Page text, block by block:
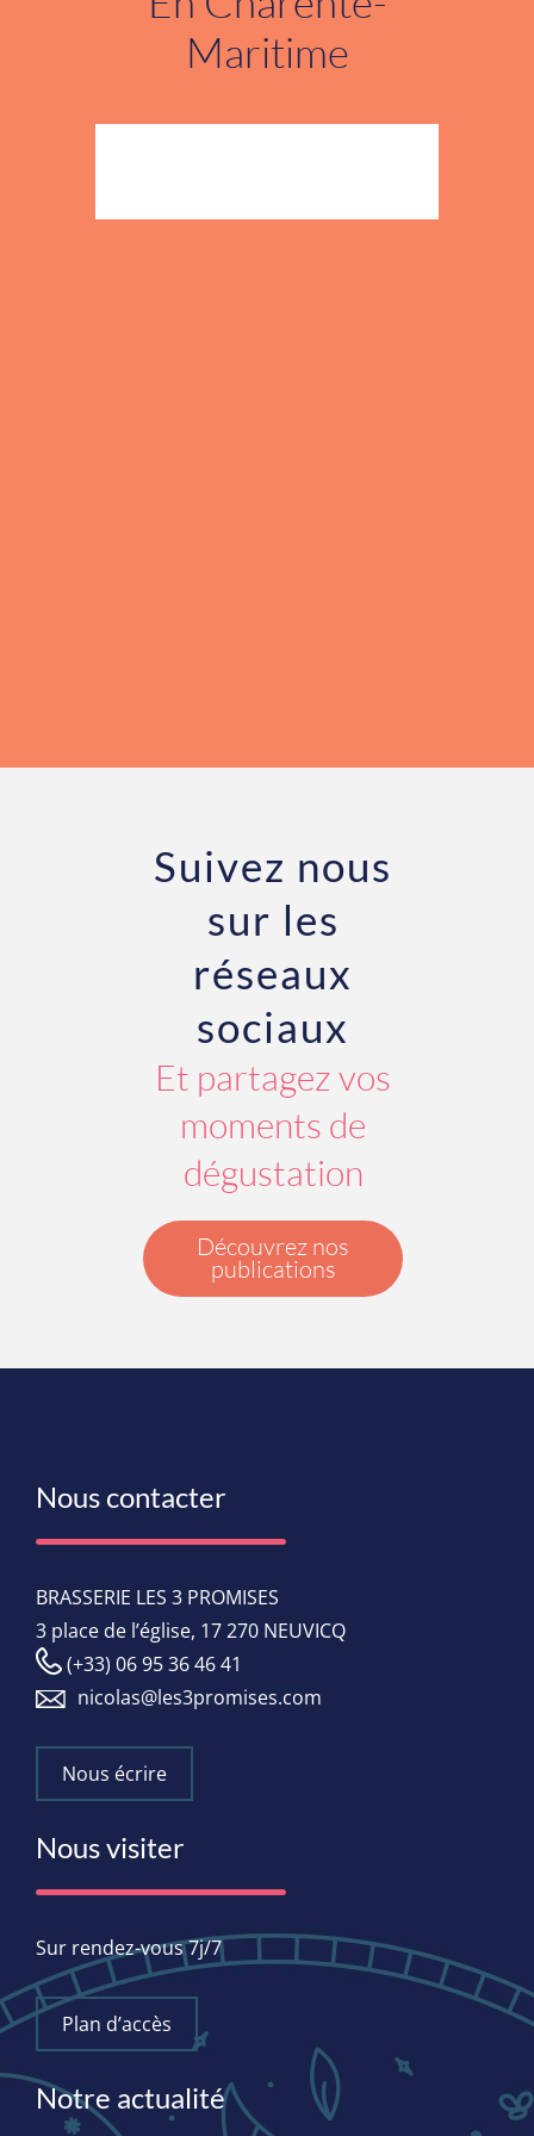
Maritime
Suivez nous
sur les
réseaux
sociaux
Et partagez vos
moments de
dégustation
Découvrez nos
publications
Nous contacter
BRASSERIE LES 3 PROMISES
3 place de l’église, 17 270 NEUVICQ
(+33) 06 95 36 46 41
nicolas@les3promises.com
Nous écrire
Nous visiter
Sur rendez-vous 7j/7
Plan d’accès
Notre actualité